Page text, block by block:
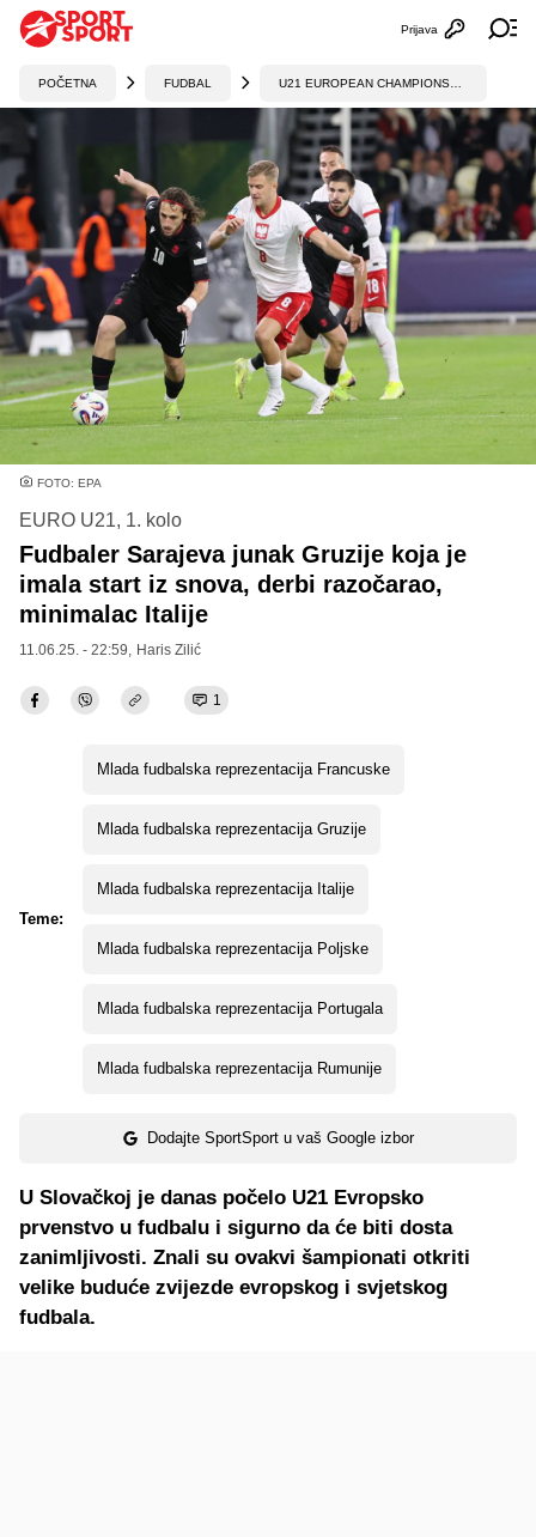
Otvori
Prijava
POČETNA FUDBAL
FOTO: EPA
EURO U21, 1. kolo
Fudbaler Sarajeva junak Gruzije koja je
imala start iz snova, derbi razočarao,
minimalac Italije
11.06.25. - 22:59, Haris Zilić
1
Teme:
Mlada fudbalska reprezentacija Francuske
Mlada fudbalska reprezentacija Gruzije
Mlada fudbalska reprezentacija Italije
Mlada fudbalska reprezentacija Poljske
Mlada fudbalska reprezentacija Portugala
Mlada fudbalska reprezentacija Rumunije
Dodajte SportSport u vaš Google izbor
U Slovačkoj je danas počelo U21 Evropsko
prvenstvo u fudbalu i sigurno da će biti dosta
zanimljivosti. Znali su ovakvi šampionati otkriti
velike buduće zvijezde evropskog i svjetskog
fudbala.